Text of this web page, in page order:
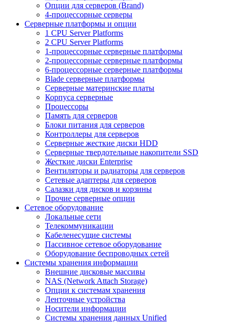
Опции для серверов (Brand)
4-процессорные серверы
Серверные платформы и опции
1 CPU Server Platforms
2 CPU Server Platforms
1-процессорные серверные платформы
2-процессорные серверные платформы
6-процессорные серверные платформы
Blade серверные платформы
Серверные материнские платы
Корпуса серверные
Процессоры
Память для серверов
Блоки питания для серверов
Контроллеры для серверов
Серверные жесткие диски HDD
Серверные твердотельные накопители SSD
Жесткие диски Enterprise
Вентиляторы и радиаторы для серверов
Сетевые адаптеры для серверов
Салазки для дисков и корзины
Прочие серверные опции
Сетевое оборудование
Локальные сети
Телекоммуникации
Кабеленесущие системы
Пассивное сетевое оборудование
Оборудование беспроводных сетей
Системы хранения информации
Внешние дисковые массивы
NAS (Network Attach Storage)
Опции к системам хранения
Ленточные устройства
Носители информации
Системы хранения данных Unified